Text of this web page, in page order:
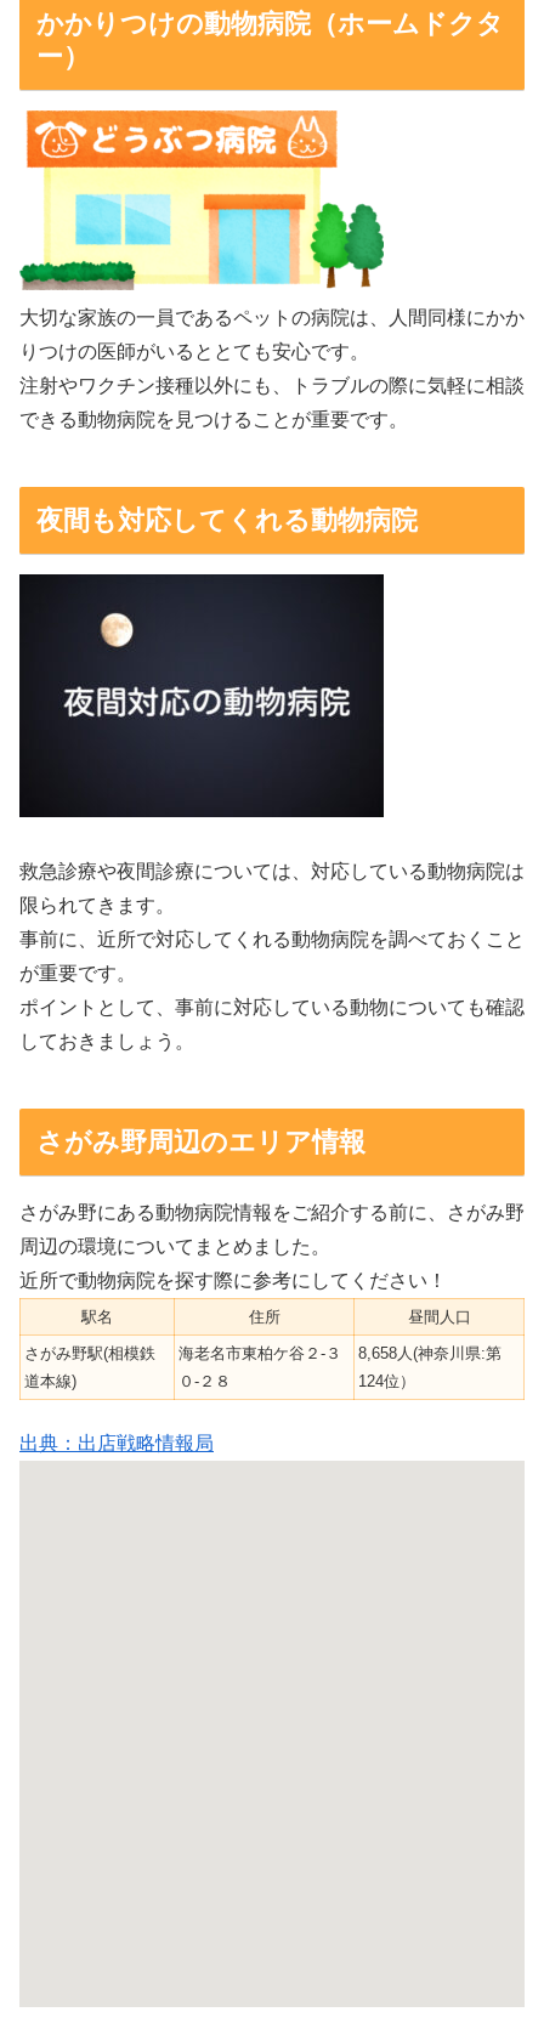
かかりつけの動物病院（ホームドクタ
ー）
大切な家族の一員であるペットの病院は、人間同様にかか
りつけの医師がいるととても安心です。
注射やワクチン接種以外にも、トラブルの際に気軽に相談
できる動物病院を見つけることが重要です。
夜間も対応してくれる動物病院
救急診療や夜間診療については、対応している動物病院は
限られてきます。
事前に、近所で対応してくれる動物病院を調べておくこと
が重要です。
ポイントとして、事前に対応している動物についても確認
しておきましょう。
さがみ野周辺のエリア情報
さがみ野にある動物病院情報をご紹介する前に、さがみ野
周辺の環境についてまとめました。
近所で動物病院を探す際に参考にしてください！
駅名 住所
昼間人口
さがみ野駅(相模鉄
道本線)
海老名市東柏ケ谷２-３
０-２８
8,658人(神奈川県:第
124位）
出典：出店戦略情報局